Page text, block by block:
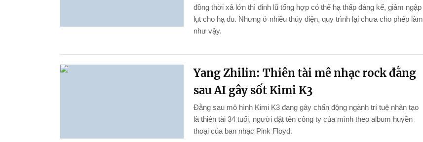
đồng thời xả lớn thì đỉnh lũ tổng hợp có thể hạ thấp đáng kể, giảm ngập
lụt cho hạ du. Nhưng ở nhiều thủy điện, quy trình lại chưa cho phép làm
như vậy.
Yang Zhilin: Thiên tài mê nhạc rock đằng
sau AI gây sốt Kimi K3
Đằng sau mô hình Kimi K3 đang gây chấn động ngành trí tuệ nhân tạo
là thiên tài 34 tuổi, người đặt tên công ty của mình theo album huyền
thoại của ban nhạc Pink Floyd.